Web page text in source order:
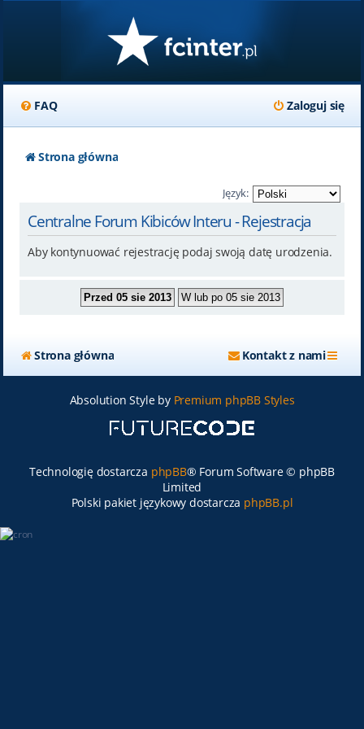
FAQ Zaloguj się
Strona główna
Język:
Centralne Forum Kibiców Interu - Rejestracja
Aby kontynuować rejestrację podaj swoją datę urodzenia.
Strona główna Kontakt z nami
Absolution Style by Premium phpBB Styles
Technologię dostarcza phpBB® Forum Software © phpBB
Limited
Polski pakiet językowy dostarcza phpBB.pl